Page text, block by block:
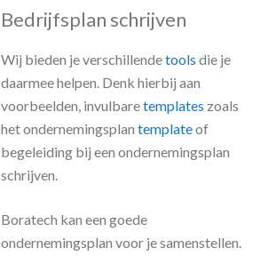
Bedrijfsplan schrijven
Wij bieden je verschillendetools die je
daarmee helpen. Denk hierbij aan
voorbeelden, invulbaretemplates zoals
het ondernemingsplan templateof
begeleiding bij een ondernemingsplan
schrijven.
Boratech kan een goede
ondernemingsplan voor je samenstellen.